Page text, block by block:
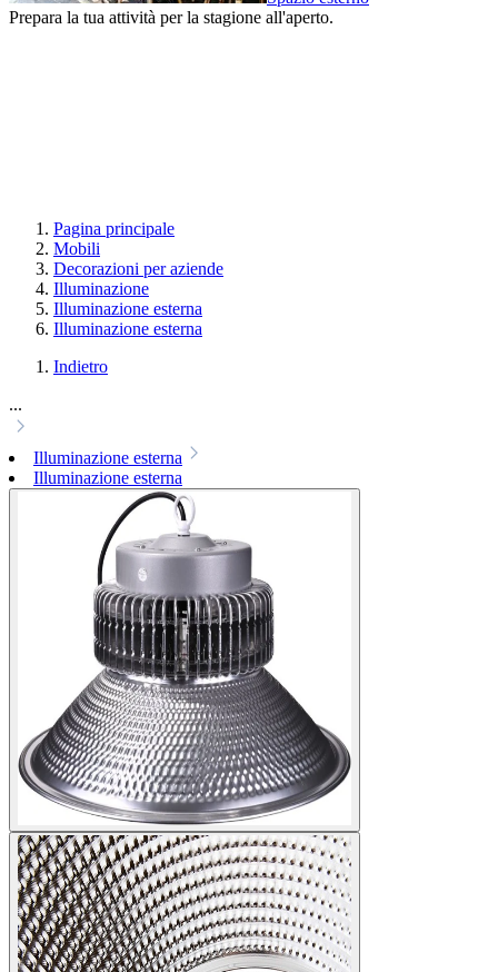
Prepara la tua attività per la stagione all'aperto.
Pagina principale
Mobili
Decorazioni per aziende
Illuminazione
Illuminazione esterna
Illuminazione esterna
Indietro
...
Illuminazione esterna
Illuminazione esterna